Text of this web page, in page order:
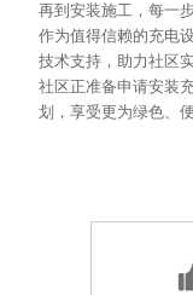
再到安装施工，每一
作为值得信赖的充电
技术支持，助力社区
社区正准备申请安装
划，享受更为绿色、